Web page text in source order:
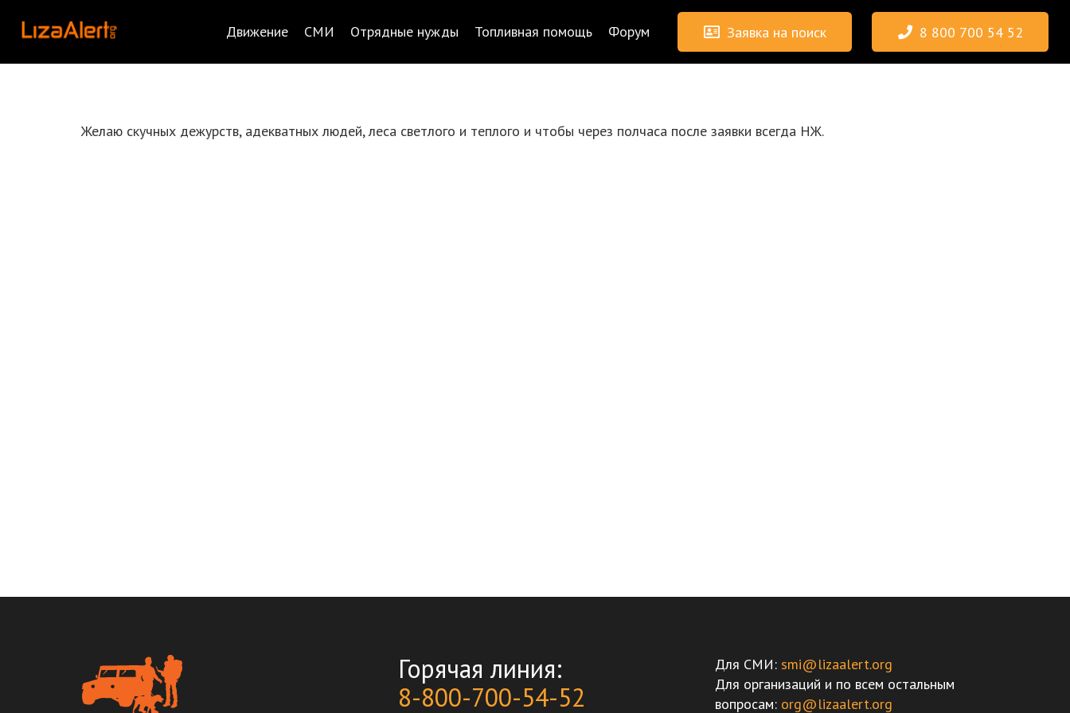
Движение СМИ Отрядные нужды Топливная помощь Форум Заявка на поиск 8 800 700 54 52
Желаю скучных дежурств, адекватных людей, леса светлого и теплого и чтобы через полчаса после заявки всегда НЖ.
Горячая линия:
8-800-700-54-52
Для СМИ: smi@lizaalert.org
Для организаций и по всем остальным
вопросам: org@lizaalert.org